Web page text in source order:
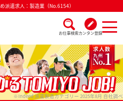
派遣求人：製造業（No.6154）
お仕事検索カンタン登録
※Indeed 派遣製造カテゴリー 2025年8月 自社調べ